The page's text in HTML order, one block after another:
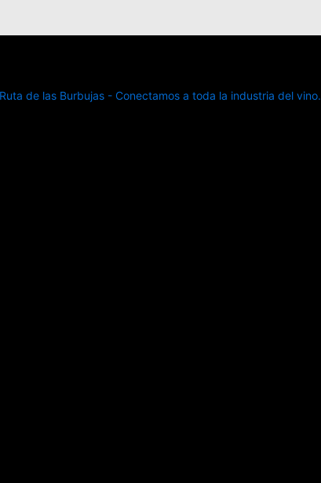
de las Burbujas - Conectamos a toda la industria del vino.